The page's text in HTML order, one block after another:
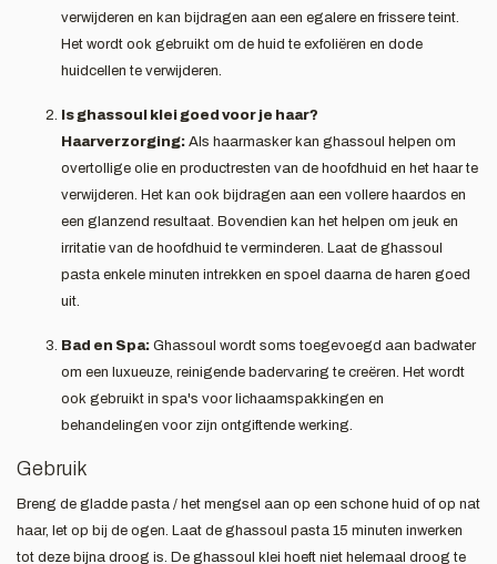
verwijderen en kan bijdragen aan een egalere en frissere teint.
Het wordt ook gebruikt om de huid te exfoliëren en dode
huidcellen te verwijderen.
Is ghassoul klei goed voor je haar?
Haarverzorging: Als haarmasker kan ghassoul helpen om
overtollige olie en productresten van de hoofdhuid en het haar te
verwijderen. Het kan ook bijdragen aan een vollere haardos en
een glanzend resultaat. Bovendien kan het helpen om jeuk en
irritatie van de hoofdhuid te verminderen. Laat de ghassoul
pasta enkele minuten intrekken en spoel daarna de haren goed
uit.
Bad en Spa: Ghassoul wordt soms toegevoegd aan badwater
om een luxueuze, reinigende badervaring te creëren. Het wordt
ook gebruikt in spa's voor lichaamspakkingen en
behandelingen voor zijn ontgiftende werking.
Gebruik
Breng de gladde pasta / het mengsel aan op een schone huid of op nat
haar, let op bij de ogen. Laat de ghassoul pasta 15 minuten inwerken
tot deze bijna droog is. De ghassoul klei hoeft niet helemaal droog te